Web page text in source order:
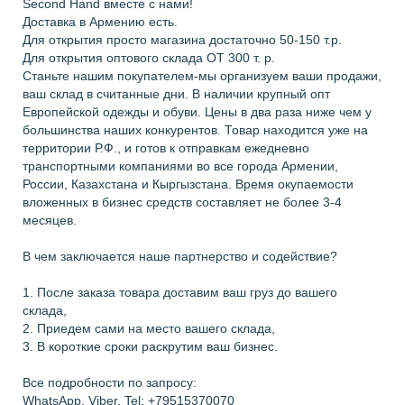
Second Hand вместе с нами!
Доставка в Армению есть.
Для открытия просто магазина достаточно 50-150 т.р.
Для открытия оптового склада ОТ 300 т. р.
Станьте нашим покупателем-мы организуем ваши продажи,
ваш склад в считанные дни. В наличии крупный опт
Европейской одежды и обуви. Цены в два раза ниже чем у
большинства наших конкурентов. Товар находится уже на
территории Р.Ф., и готов к отправкам ежедневно
транспортными компаниями во все города Армении,
России, Казахстана и Кыргызстана. Время окупаемости
вложенных в бизнес средств составляет не более 3-4
месяцев.
В чем заключается наше партнерство и содействие?
1. После заказа товара доставим ваш груз до вашего
склада,
2. Приедем сами на место вашего склада,
3. В короткие сроки раскрутим ваш бизнес.
Все подробности по запросу:
WhatsApp, Viber, Tel; +79515370070